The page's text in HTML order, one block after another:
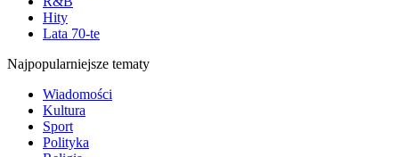
Hity
Lata 70-te
Najpopularniejsze tematy
Wiadomości
Kultura
Sport
Polityka